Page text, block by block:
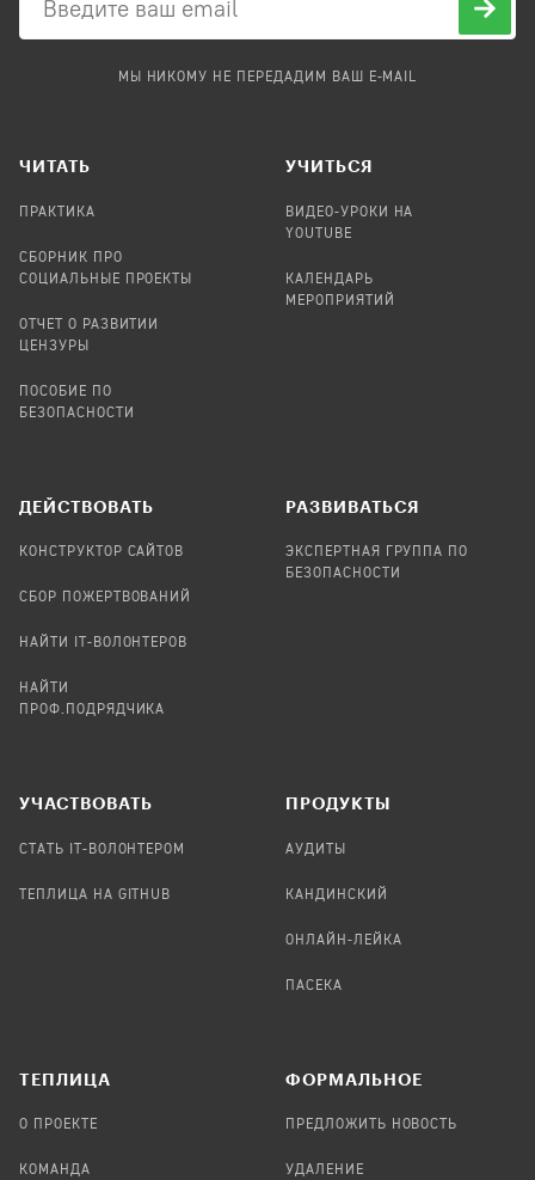
МЫ НИКОМУ НЕ ПЕРЕДАДИМ ВАШ E-MAIL
ЧИТАТЬ
ПРАКТИКА
СБОРНИК ПРО
СОЦИАЛЬНЫЕ ПРОЕКТЫ
ОТЧЕТ О РАЗВИТИИ
ЦЕНЗУРЫ
ПОСОБИЕ ПО
БЕЗОПАСНОСТИ
УЧИТЬСЯ
ВИДЕО-УРОКИ НА
YOUTUBE
КАЛЕНДАРЬ
МЕРОПРИЯТИЙ
ДЕЙСТВОВАТЬ
КОНСТРУКТОР САЙТОВ
СБОР ПОЖЕРТВОВАНИЙ
НАЙТИ IT-ВОЛОНТЕРОВ
НАЙТИ
ПРОФ.ПОДРЯДЧИКА
РАЗВИВАТЬСЯ
ЭКСПЕРТНАЯ ГРУППА ПО
БЕЗОПАСНОСТИ
УЧАСТВОВАТЬ
СТАТЬ IT-ВОЛОНТЕРОМ
ТЕПЛИЦА НА GITHUB
ПРОДУКТЫ
АУДИТЫ
КАНДИНСКИЙ
ОНЛАЙН-ЛЕЙКА
ПАСЕКА
TЕПЛИЦА
О ПРОЕКТЕ
КОМАНДА
ФОРМАЛЬНОЕ
ПРЕДЛОЖИТЬ НОВОСТЬ
УДАЛЕНИЕ